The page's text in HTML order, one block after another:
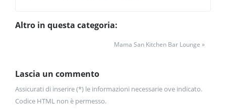
Altro in questa categoria:
Mama San Kitchen Bar Lounge »
Lascia un commento
Assicurati di inserire (*) le informazioni necessarie ove indicato.
Codice HTML non è permesso.